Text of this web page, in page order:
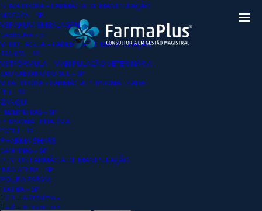
SEIVA FLORA – FARMÁCIA DE MANIPULAÇÃO
MOCOCA – SP
VEPAKUM EMBALAGENS
CABREÚVA – SP
VERDE AGUA – FARMÁCIA DE MANIPULAÇÃO
FRANCA – SP
VETFÓRMULA – MANIPULAÇÃO VETERINÁRIA
SÃO CAETANO DO SUL – SP
VITAL FLORA – FARMÁCIA PERSONALIZADA
ITU – SP
ZANQUI
PEDERNEIRAS – SP
PERSONAL PHARMA
TATUÍ – SP
PHARMA SHARE
CAMPINAS – SP
PHYTUS FARMÁCIA DE MANIPULAÇÃO
INDAIATUBA – SP
POUPA FARMA
ITATIBA – SP
1 2 3 … 6 Próximo »
1 2 3 … 6 Próximo »